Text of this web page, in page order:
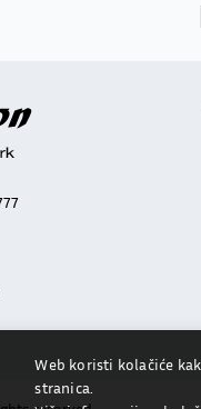
Web koristi kolačiće
stranica.